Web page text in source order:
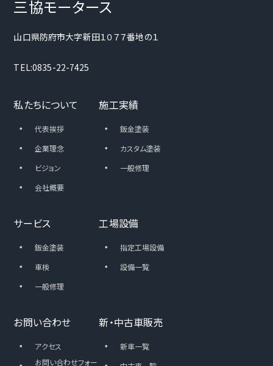
三協モータース
山口県防府市大字新田１０７７番地の１
TEL:0835-22-7425
私たちについて
・ 代表挨拶
・ 企業理念
・ ビジョン
・ 会社概要
施工実績
・ 鈑金塗装
・ カスタム塗装
・ 一般修理
サービス
・ 鈑金塗装
・ 車検
・ 一般修理
工場設備
・ 指定工場設備
・ 設備一覧
お問い合わせ
・ アクセス
お問い合わせフォー
新・中古車販売
・ 新車一覧